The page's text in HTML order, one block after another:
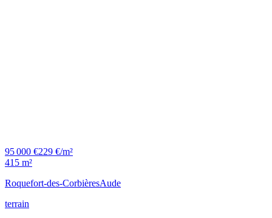
95 000 €229 €/m²
415 m²
Roquefort-des-CorbièresAude
terrain